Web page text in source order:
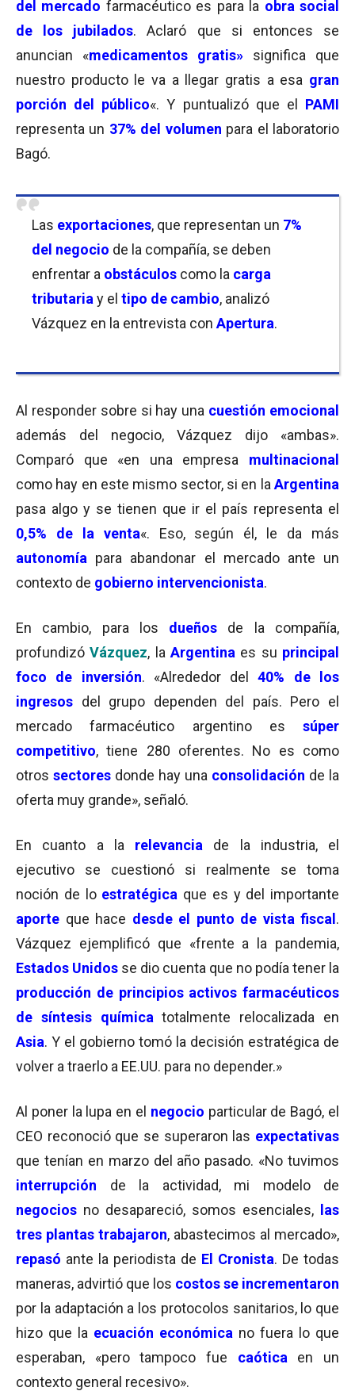
del mercado farmacéutico es para la obra social
de los jubilados. Aclaró que si entonces se
anuncian «medicamentos gratis» significa que
nuestro producto le va a llegar gratis a esa gran
porción del público«. Y puntualizó que el PAMI
representa un 37% del volumen para el laboratorio
Bagó.
Las exportaciones, que representan un 7%
del negocio de la compañía, se deben
enfrentar a obstáculos como la carga
tributaria y el tipo de cambio, analizó
Vázquez en la entrevista con Apertura.
Al responder sobre si hay una cuestión emocional
además del negocio, Vázquez dijo «ambas».
Comparó que «en una empresa multinacional
como hay en este mismo sector, si en la Argentina
pasa algo y se tienen que ir el país representa el
0,5% de la venta«. Eso, según él, le da más
autonomía para abandonar el mercado ante un
contexto de gobierno intervencionista.
En cambio, para los dueños de la compañía,
profundizó Vázquez, laArgentina es su principal
foco
de inversión. «Alrededor del
40% de los
ingresos del grupo dependen del país. Pero el
mercado farmacéutico argentino es súper
competitivo, tiene 280 oferentes. No es como
otros sectores donde hay una consolidación de la
oferta muy grande», señaló.
En cuanto a la relevancia de la industria, el
ejecutivo se cuestionó si realmente se toma
noción de lo estratégica que es y del importante
aporte que hace desde el punto de vista fiscal .
Vázquez ejemplificó que «frente a la pandemia,
Estados Unidos se dio cuenta que no podía tener la
producción de principios activos farmacéuticos
de síntesis química totalmente relocalizada en
Asia. Y el gobierno tomó la decisión estratégica de
volver a traerlo a EE.UU. para no depender.»
Al poner la lupa en el negocio particular de Bagó, el
CEO reconoció que se superaron las expectativas
que tenían en marzo del año pasado. «No tuvimos
interrupción de la actividad, mi modelo de
negocios no desapareció, somos esenciales,
las
tres plantas trabajaron, abastecimos al mercado»,
repasó ante la periodista de El Cronista. De todas
maneras, advirtió que los costos se incrementaron
por la adaptación a los protocolos sanitarios, lo que
hizo que la ecuación económica no fuera lo que
esperaban, «pero tampoco fue caótica en un
contexto general recesivo».